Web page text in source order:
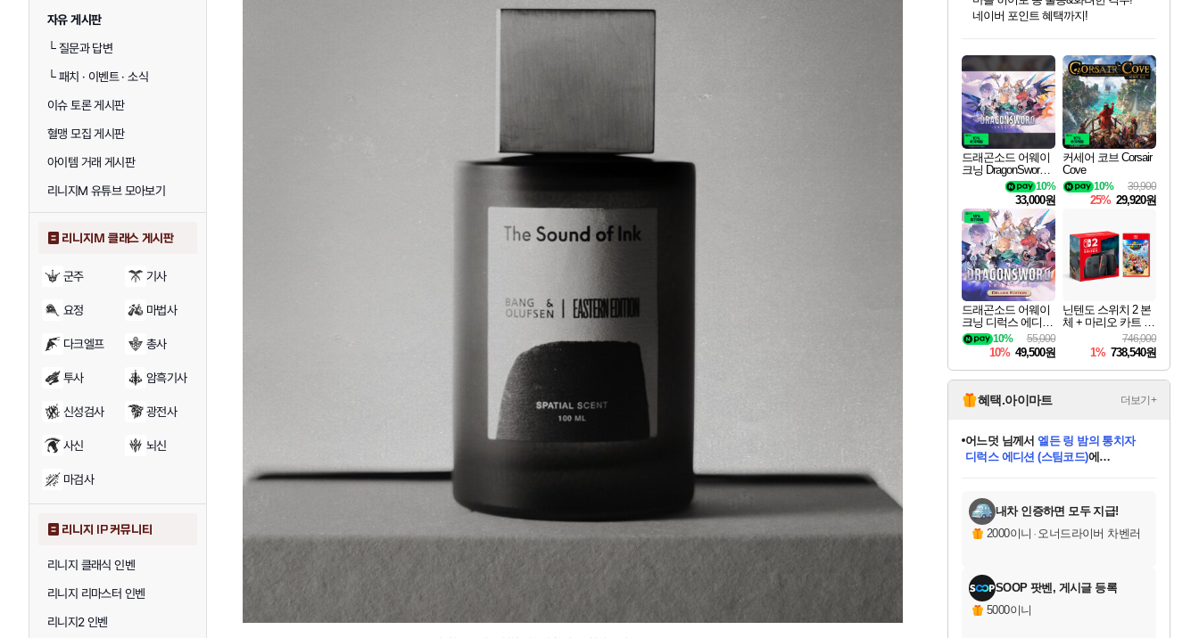
자유 게시판
└질문과 답변
└패치 · 이벤트 · 소식
이슈 토론 게시판
혈맹 모집 게시판
아이템 거래 게시판
리니지M 유튜브 모아보기
리니지M 클래스 게시판
군주 기사
요정 마법사
다크엘프 총사
투사 암흑기사
신성검사 광전사
사신 뇌신
마검사
리니지 IP 커뮤니티
리니지 클래식 인벤
리니지 리마스터 인벤
리니지2 인벤
네이버혜택과 함께 만나보세요!
50%할인&추가 적립까지!
이니&베니 혜택까지!
네이버 혜택가와 함께 예약하세요!
할인&네이버혜택으로 만나보세요!
네이버페이 혜택과 만나보세요!
40주년 프로모션으로 만나보세요!
네이버 포인트 혜택까지!
할인가에 만나보세요!
일부 에디션 상시 할인!
혜택으로 예약 판매 중
편안하게 충전하세요
드래곤소드 어웨이
크닝 DragonSword A
10%
33,000원
커세어 코브 Corsair
Cove
39,900
10%
25% 29,920원
드래곤소드 어웨이
크닝 디럭스 에디션
DragonSword Awake
ning Deluxe Edition
55,000
10%
10% 49,500원
닌텐도 스위치 2 본
체 + 마리오 카트 월
746,000
1% 738,540원
혜택.아이마트 더보기+
당첨되셨습니다.
당첨되셨습니다.
어느덧 님께서엘든 링 밤의 통치자
디럭스 에디션 (스팀코드)에
당첨되셨습니다.
에디션 (스팀코드)를 교환.
당첨되셨습니다.
당첨되셨습니다.
당첨되셨습니다.
당첨되셨습니다.
내차 인증하면 모두 지급!
2000이니 · 오너드라이버 차벤러
SOOP 팟벤, 게시글 등록
5000이니